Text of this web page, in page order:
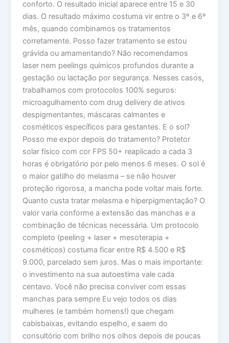
conforto. O resultado inicial aparece entre 15 e 30
dias. O resultado máximo costuma vir entre o 3º e 6º
mês, quando combinamos os tratamentos
corretamente. Posso fazer tratamento se estou
grávida ou amamentando? Não recomendamos
laser nem peelings químicos profundos durante a
gestação ou lactação por segurança. Nesses casos,
trabalhamos com protocolos 100% seguros:
microagulhamento com drug delivery de ativos
despigmentantes, máscaras calmantes e
cosméticos específicos para gestantes. E o sol?
Posso me expor depois do tratamento? Protetor
solar físico com cor FPS 50+ reaplicado a cada 3
horas é obrigatório por pelo menos 6 meses. O sol é
o maior gatilho do melasma – se não houver
proteção rigorosa, a mancha pode voltar mais forte.
Quanto custa tratar melasma e hiperpigmentação? O
valor varia conforme a extensão das manchas e a
combinação de técnicas necessária. Um protocolo
completo (peeling + laser + mesoterapia +
cosméticos) costuma ficar entre R$ 4.500 e R$
9.000, parcelado sem juros. Mas o mais importante:
o investimento na sua autoestima vale cada
centavo. Você não precisa conviver com essas
manchas para sempre Eu vejo todos os dias
mulheres (e também homens!) que chegam
cabisbaixas, evitando espelho, e saem do
consultório com brilho nos olhos depois de poucas